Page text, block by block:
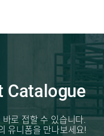
Catalogue
로 접할 수 있습니다.
유니폼을 만나보세요!